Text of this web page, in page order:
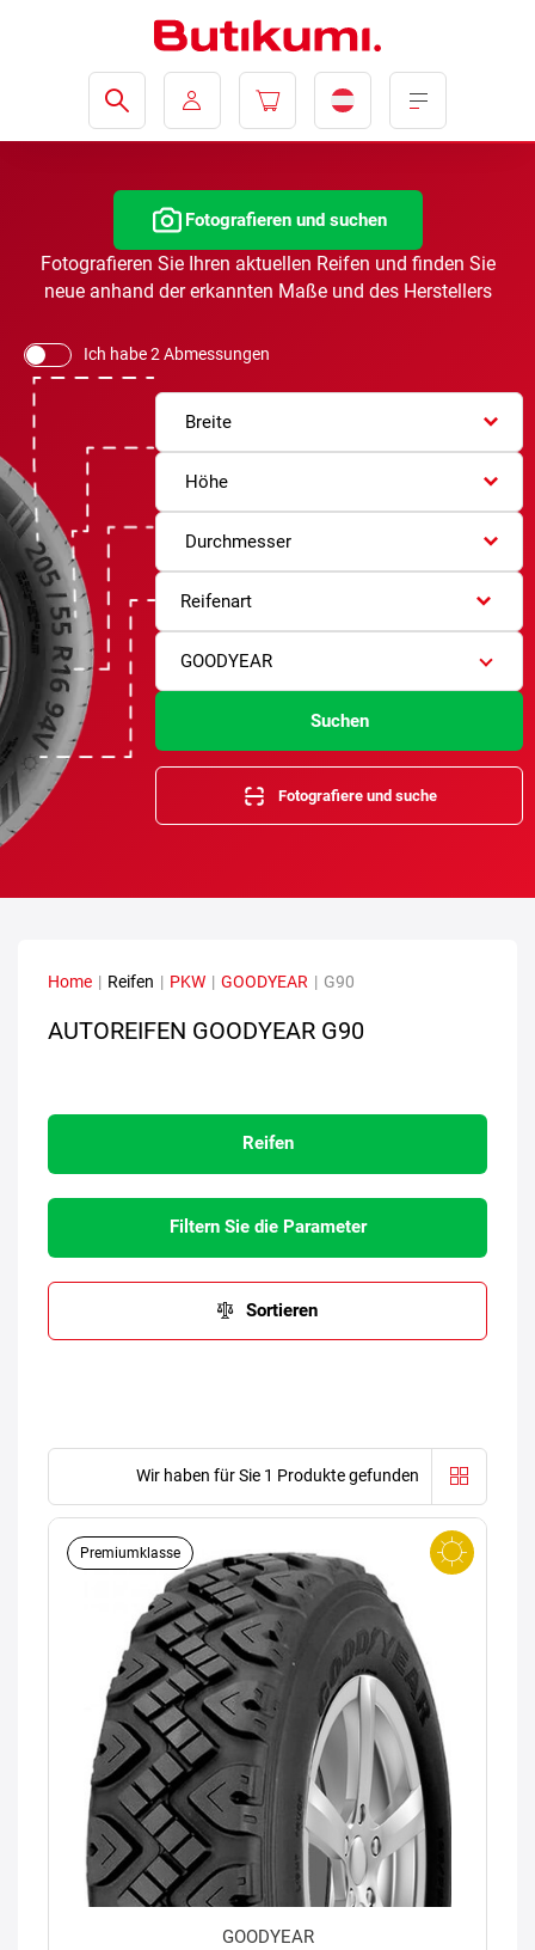
Fotografieren und suchen
Fotografieren Sie Ihren aktuellen Reifen und finden Sie
neue anhand der erkannten Maße und des Herstellers
Ich habe 2 Abmessungen
Breite
Höhe
Durchmesser
Reifenart
GOODYEAR
Suchen
Fotografiere und suche
Home | Reifen | PKW | GOODYEAR | G90
AUTOREIFEN GOODYEAR G90
Reifen
Filtern Sie die Parameter
Sortieren
Wir haben für Sie 1 Produkte gefunden
Premiumklasse
GOODYEAR